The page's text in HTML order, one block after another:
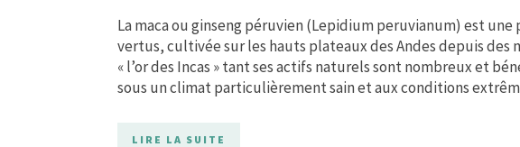
La maca ou ginseng péruvien (Lepidium peruvianum) est
vertus, cultivée sur les hauts plateaux des Andes depuis des
« l’or des Incas » tant ses actifs naturels sont nombreux et
sous un climat particulièrement sain et aux conditions
LIRE LA SUITE